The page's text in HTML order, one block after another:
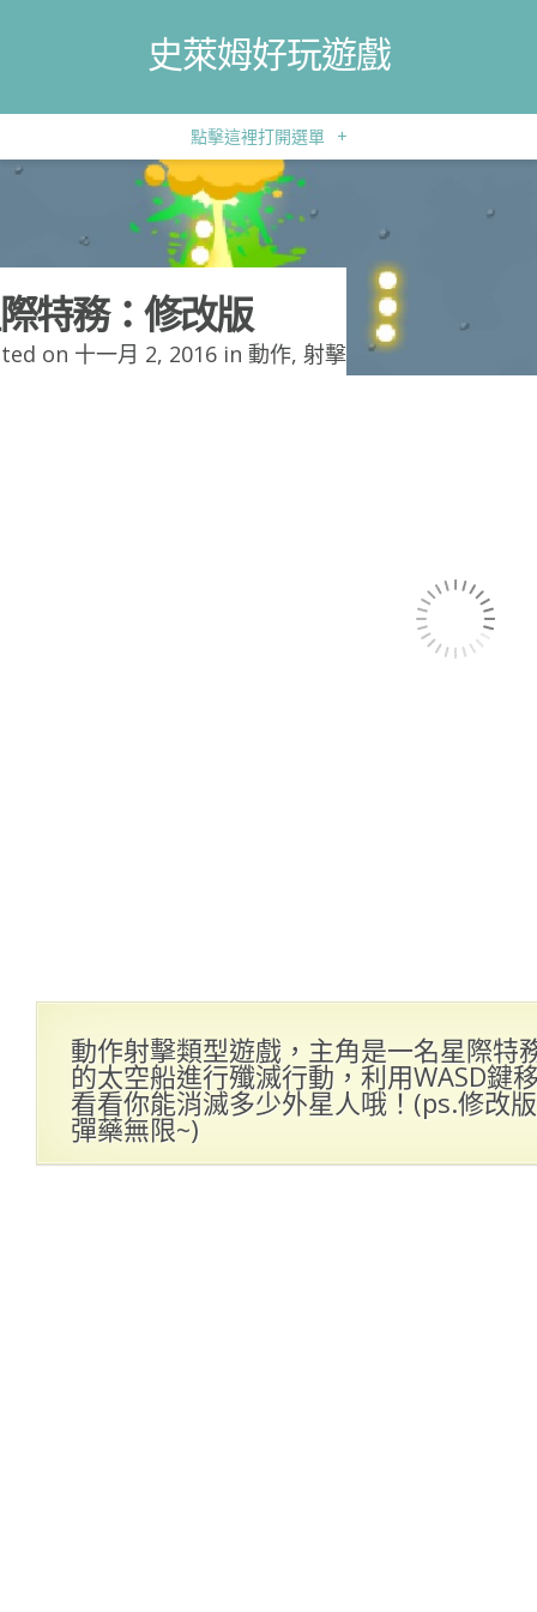
史萊姆好玩遊戲
點擊這裡打開選單 +
特務：修改版
on 十一月 2, 2016 in 動作, 射擊
動作射擊類型遊戲，主角是一名星際特
的太空船進行殲滅行動，利用WASD鍵
看看你能消滅多少外星人哦！(ps.修改
彈藥無限~)